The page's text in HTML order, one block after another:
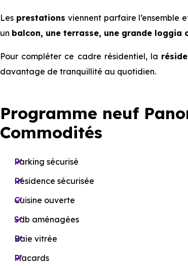
Les prestations viennent parfaire l’ensemble
un balcon, une terrasse, une grande loggia
Pour compléter ce cadre résidentiel, la
davantage de tranquillité au quotidien.
Programme neuf
Commodités
Parking sécurisé
Résidence sécurisée
Cuisine ouverte
Sdb aménagées
Baie vitrée
Placards